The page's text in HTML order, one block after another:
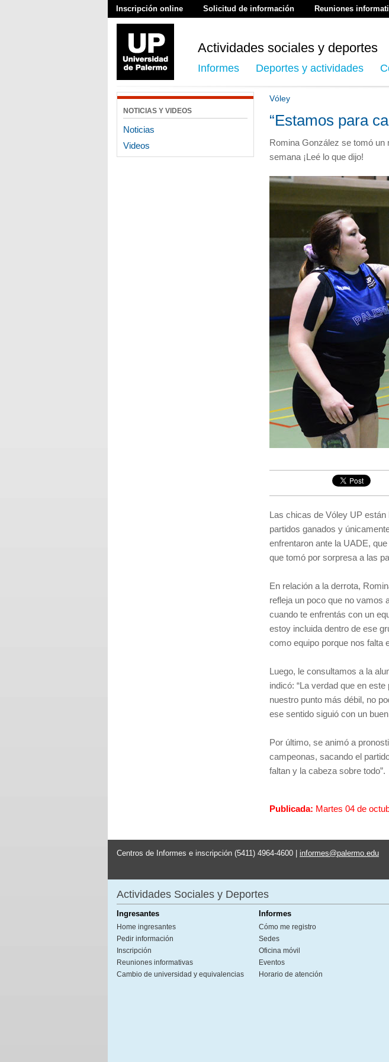
Inscripción online Solicitud de información Reuniones
Actividades sociales y deportes
Informes Deportes y actividades
NOTICIAS Y VIDEOS
Noticias
Videos
Vóley
“Estamos para
Romina González se tomó un
semana ¡Leé lo que dijo!
Las chicas de Vóley UP
partidos ganados y
enfrentaron ante la UADE,
que tomó por sorpresa a las
En relación a la derrota,
refleja un poco que no vamos
cuando te enfrentás con un
estoy incluida dentro de ese
como equipo porque nos falta
Luego, le consultamos a la
indicó: “La verdad que en
nuestro punto más débil, no
ese sentido siguió con un
Por último, se animó a
campeonas, sacando el
faltan y la cabeza sobre todo”.
Publicada: Martes 04 de
Centros de Informes e inscripción (5411) 4964-4600 | informes@palermo.edu
Actividades Sociales y Deportes
Ingresantes
Home ingresantes
Pedir información
Inscripción
Reuniones informativas
Cambio de universidad y equivalencias
Informes
Cómo me registro
Sedes
Oficina móvil
Eventos
Horario de atención